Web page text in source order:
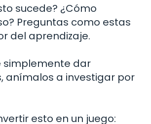
sucede? ¿Cómo
Preguntas como estas
del aprendizaje.
simplemente dar
anímalos a investigar por
esto en un juego: